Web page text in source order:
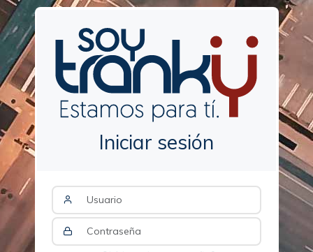
Iniciar sesión